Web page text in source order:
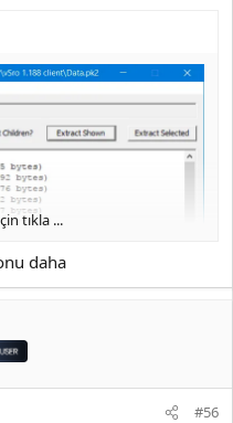
tıkla ...
daha
#56